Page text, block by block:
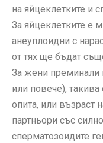
на яйцеклетките и
За яйцеклетките е
анеуплоидни с
от тях ще бъдат
За жени преминали
или повече),
опита, или възраст
партньори със
сперматозоидите